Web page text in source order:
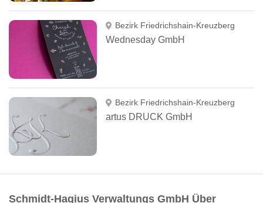
Bezirk Friedrichshain-Kreuzberg
Wednesday GmbH
Bezirk Friedrichshain-Kreuzberg
artus DRUCK GmbH
Schmidt-Hagius Verwaltungs GmbH Über